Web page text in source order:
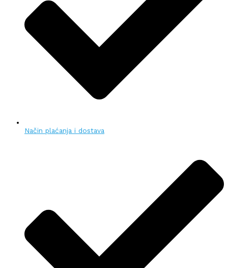
Način plaćanja i dostava